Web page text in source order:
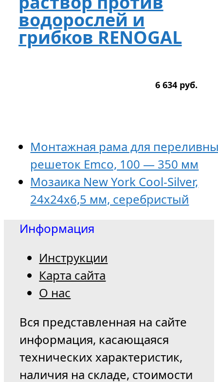
водорослей и
грибков RENOGAL
6 634 руб.
Монтажная рама для
решеток Emco, 100 — 350 мм
Мозаика New York Cool-Silver,
24x24x6,5 мм, серебристый
Информация
Инструкции
Карта сайта
О нас
Вся представленная на сайте
информация, касающаяся
технических характеристик,
наличия на складе, стоимости